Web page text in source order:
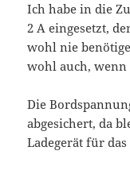
Ich habe in die
2 A eingesetzt,
wohl nie
wohl auch,
Die
abgesichert, da
Ladegerät für das